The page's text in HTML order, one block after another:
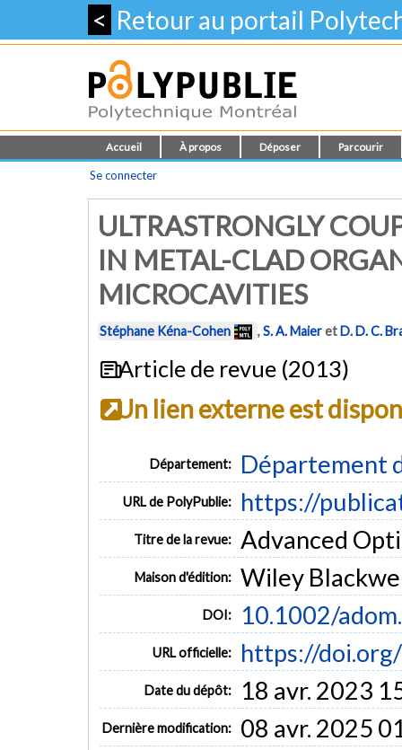
< Retour au portail
Accueil À propos Déposer Parcourir
Se connecter
ULTRASTRONGLY
IN METAL-CLAD
MICROCAVITIES
Stéphane Kéna-Cohen ,S. A. MaieretD. D. C.
Article de revue (2013)
Un lien externe est
Département: Département
URL de PolyPublie: https://
Titre de la revue: Advanced
Maison d'édition: Wiley
DOI: 10.1002/
URL officielle: https://
Date du dépôt: 18 avr. 2023
Dernière modification: 08 avr. 2025